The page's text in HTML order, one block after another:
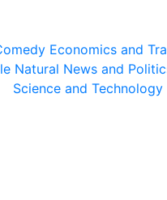
Economics and
Natural News and
Science and Technology